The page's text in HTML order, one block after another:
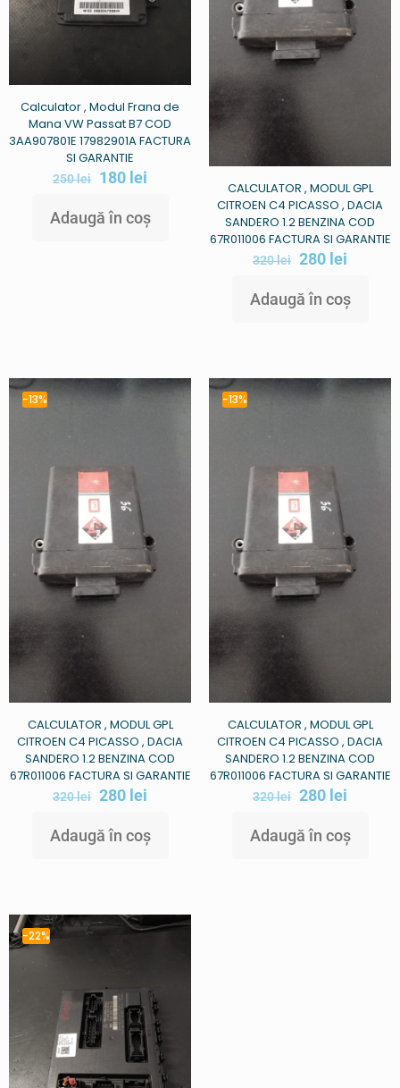
Calculator , Modul Frana de
Mana VW Passat B7 COD
3AA907801E 17982901A FACTURA
SI GARANTIE
250lei 180 lei
Adaugă în coș
CALCULATOR , MODUL GPL
CITROEN C4 PICASSO , DACIA
SANDERO 1.2 BENZINA COD
67R011006 FACTURA SI GARANTIE
320lei 280 lei
Adaugă în coș
-13%
CALCULATOR , MODUL GPL
CITROEN C4 PICASSO , DACIA
SANDERO 1.2 BENZINA COD
67R011006 FACTURA SI GARANTIE
320lei 280 lei
Adaugă în coș
-13%
CALCULATOR , MODUL GPL
CITROEN C4 PICASSO , DACIA
SANDERO 1.2 BENZINA COD
67R011006 FACTURA SI GARANTIE
320lei 280 lei
Adaugă în coș
-22%